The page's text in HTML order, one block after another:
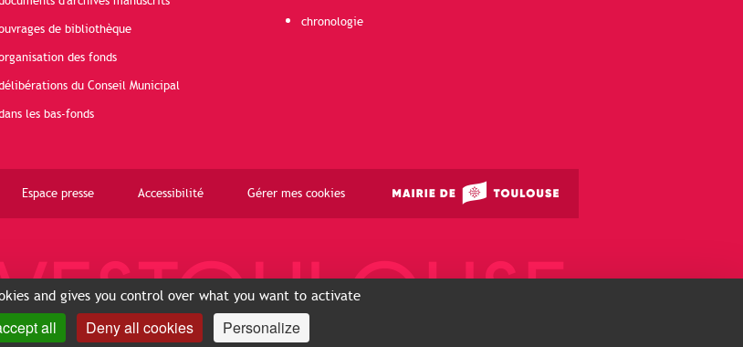
de bibliothèque
des fonds
du Conseil Municipal
les bas-fonds
chronologie
Espace presse Accessibilité Gérer mes cookies
and gives you control over what you want to activate
all Deny all cookies Personalize